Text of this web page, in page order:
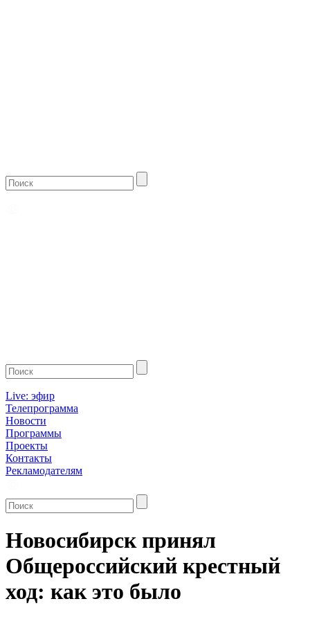
Live: эфир
Телепрограмма
Новости
Программы
Проекты
Контакты
Рекламодателям
Новосибирск принял
Общероссийский крестный
ход: как это было